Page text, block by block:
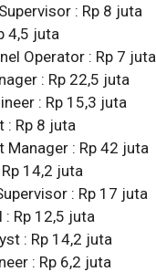
: Rp 8 juta
4,5 juta
Operator : Rp 7 juta
: Rp 22,5 juta
: Rp 15,3 juta
: Rp 8 juta
Manager : Rp 42 juta
Rp 14,2 juta
: Rp 17 juta
: Rp 12,5 juta
: Rp 14,2 juta
: Rp 6,2 juta